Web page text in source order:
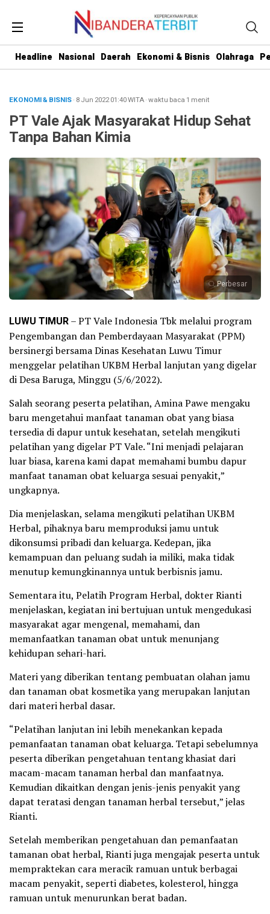
Headline Nasional Daerah Ekonomi & Bisnis Olahraga
EKONOMI & BISNIS· 8 Jun 202201:40WITA·waktu baca 1 menit
PT Vale Ajak Masyarakat Hidup Sehat
Tanpa Bahan Kimia
Perbesar
LUWU TIMUR– PT Vale Indonesia Tbk melalui program
Pengembangan dan Pemberdayaan Masyarakat (PPM)
bersinergi bersama Dinas Kesehatan Luwu Timur
menggelar pelatihan UKBM Herbal lanjutan yang digelar
di Desa Baruga, Minggu (5/6/2022).
Salah seorang peserta pelatihan, Amina Pawe mengaku
baru mengetahui manfaat tanaman obat yang biasa
tersedia di dapur untuk kesehatan, setelah mengikuti
pelatihan yang digelar PT Vale. “Ini menjadi pelajaran
luar biasa, karena kami dapat memahami bumbu dapur
manfaat tanaman obat keluarga sesuai penyakit,”
ungkapnya.
Dia menjelaskan, selama mengikuti pelatihan UKBM
Herbal, pihaknya baru memproduksi jamu untuk
dikonsumsi pribadi dan keluarga. Kedepan, jika
kemampuan dan peluang sudah ia miliki, maka tidak
menutup kemungkinannya untuk berbisnis jamu.
Sementara itu, Pelatih Program Herbal, dokter Rianti
menjelaskan, kegiatan ini bertujuan untuk mengedukasi
masyarakat agar mengenal, memahami, dan
memanfaatkan tanaman obat untuk menunjang
kehidupan sehari-hari.
Materi yang diberikan tentang pembuatan olahan jamu
dan tanaman obat kosmetika yang merupakan lanjutan
dari materi herbal dasar.
“Pelatihan lanjutan ini lebih menekankan kepada
pemanfaatan tanaman obat keluarga. Tetapi sebelumnya
peserta diberikan pengetahuan tentang khasiat dari
macam-macam tanaman herbal dan manfaatnya.
Kemudian dikaitkan dengan jenis-jenis penyakit yang
dapat teratasi dengan tanaman herbal tersebut,” jelas
Rianti.
Setelah memberikan pengetahuan dan pemanfaatan
tamanan obat herbal, Rianti juga mengajak peserta untuk
mempraktekan cara meracik ramuan untuk berbagai
macam penyakit, seperti diabetes, kolesterol, hingga
ramuan untuk menurunkan berat badan.